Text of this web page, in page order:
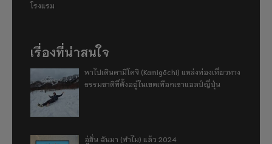
โรงแรม
เรื่องที่น่าสนใจ
พาไปเดินคามิโคจิ (Kamigōchi) แหล่งท่องเที่ยวทาง
ธรรมชาติที่ตั้งอยู่ในเขตเทือกเขาแอลป์ญี่ปุ่น
อู่ฮั่น ฉันมา (ทำไม) แล้ว 2024